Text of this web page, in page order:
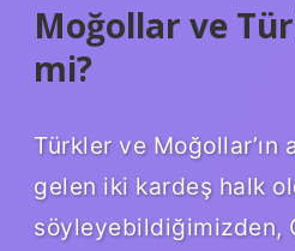
Moğollar ve
mi?
Türkler ve Moğollar’ın
gelen iki kardeş halk
söyleyebildiğimizden,